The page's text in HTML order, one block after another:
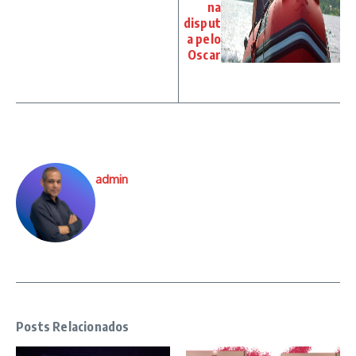
na
disput
a pelo
Oscar
admin
Posts Relacionados